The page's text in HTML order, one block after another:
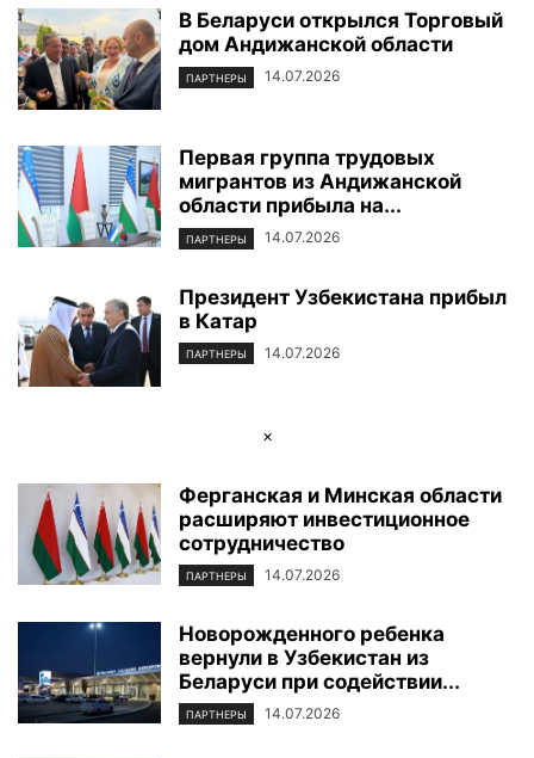
ФОТОРЕПОРТАЖ ЦЕНТР ИСЛАМСКОЙ ЦИВИЛИЗАЦИИ ЭКОЛОГИЯ
ЭКОНОМИКА И БИЗНЕС
В Беларуси открылся Торговый
дом Андижанской области
ПАРТНЕРЫ 14.07.2026
Первая группа трудовых
мигрантов из Андижанской
области прибыла на...
ПАРТНЕРЫ 14.07.2026
Президент Узбекистана прибыл
в Катар
ПАРТНЕРЫ 14.07.2026
×
Ферганская и Минская области
расширяют инвестиционное
сотрудничество
ПАРТНЕРЫ 14.07.2026
Новорожденного ребенка
вернули в Узбекистан из
Беларуси при содействии...
ПАРТНЕРЫ 14.07.2026